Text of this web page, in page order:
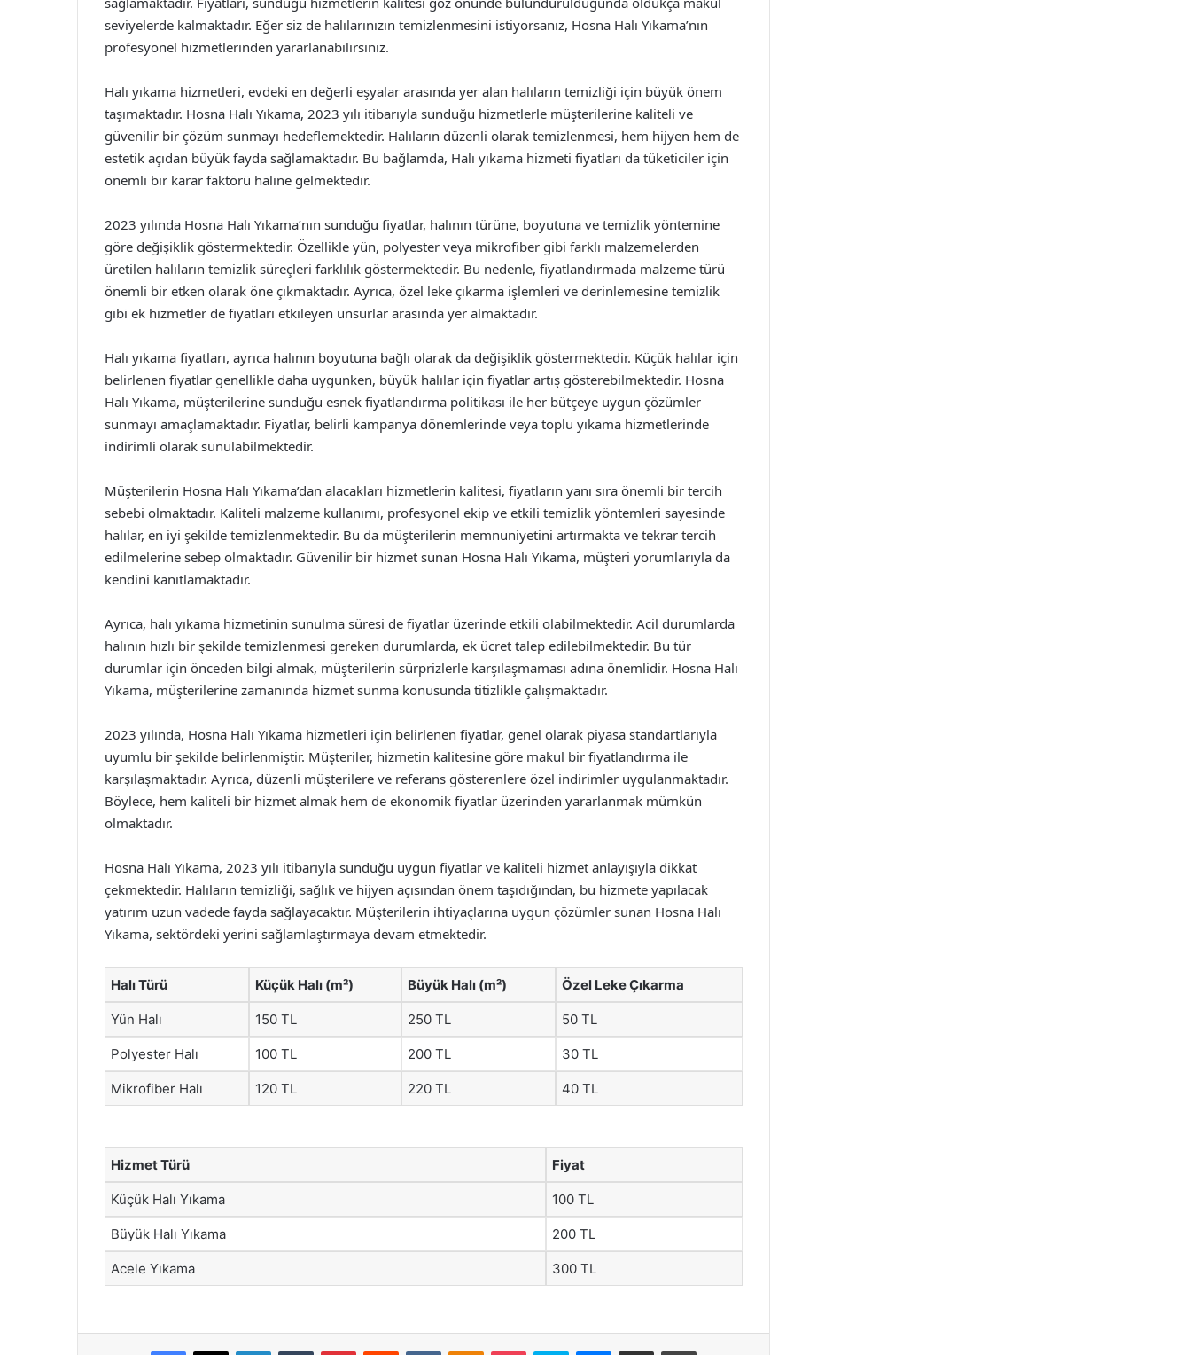
seviyelerde kalmaktadır. Eğer siz de halılarınızın temizlenmesini istiyorsanız, Hosna Halı Yıkama’nın
profesyonel hizmetlerinden yararlanabilirsiniz.
Halı yıkama hizmetleri, evdeki en değerli eşyalar arasında yer alan halıların temizliği için büyük önem
taşımaktadır. Hosna Halı Yıkama, 2023 yılı itibarıyla sunduğu hizmetlerle müşterilerine kaliteli ve
güvenilir bir çözüm sunmayı hedeflemektedir. Halıların düzenli olarak temizlenmesi, hem hijyen hem de
estetik açıdan büyük fayda sağlamaktadır. Bu bağlamda, Halı yıkama hizmeti fiyatları da tüketiciler için
önemli bir karar faktörü haline gelmektedir.
2023 yılında Hosna Halı Yıkama’nın sunduğu fiyatlar, halının türüne, boyutuna ve temizlik yöntemine
göre değişiklik göstermektedir. Özellikle yün, polyester veya mikrofiber gibi farklı malzemelerden
üretilen halıların temizlik süreçleri farklılık göstermektedir. Bu nedenle, fiyatlandırmada malzeme türü
önemli bir etken olarak öne çıkmaktadır. Ayrıca, özel leke çıkarma işlemleri ve derinlemesine temizlik
gibi ek hizmetler de fiyatları etkileyen unsurlar arasında yer almaktadır.
Halı yıkama fiyatları, ayrıca halının boyutuna bağlı olarak da değişiklik göstermektedir. Küçük halılar için
belirlenen fiyatlar genellikle daha uygunken, büyük halılar için fiyatlar artış gösterebilmektedir. Hosna
Halı Yıkama, müşterilerine sunduğu esnek fiyatlandırma politikası ile her bütçeye uygun çözümler
sunmayı amaçlamaktadır. Fiyatlar, belirli kampanya dönemlerinde veya toplu yıkama hizmetlerinde
indirimli olarak sunulabilmektedir.
Müşterilerin Hosna Halı Yıkama’dan alacakları hizmetlerin kalitesi, fiyatların yanı sıra önemli bir tercih
sebebi olmaktadır. Kaliteli malzeme kullanımı, profesyonel ekip ve etkili temizlik yöntemleri sayesinde
halılar, en iyi şekilde temizlenmektedir. Bu da müşterilerin memnuniyetini artırmakta ve tekrar tercih
edilmelerine sebep olmaktadır. Güvenilir bir hizmet sunan Hosna Halı Yıkama, müşteri yorumlarıyla da
kendini kanıtlamaktadır.
Ayrıca, halı yıkama hizmetinin sunulma süresi de fiyatlar üzerinde etkili olabilmektedir. Acil durumlarda
halının hızlı bir şekilde temizlenmesi gereken durumlarda, ek ücret talep edilebilmektedir. Bu tür
durumlar için önceden bilgi almak, müşterilerin sürprizlerle karşılaşmaması adına önemlidir. Hosna Halı
Yıkama, müşterilerine zamanında hizmet sunma konusunda titizlikle çalışmaktadır.
2023 yılında, Hosna Halı Yıkama hizmetleri için belirlenen fiyatlar, genel olarak piyasa standartlarıyla
uyumlu bir şekilde belirlenmiştir. Müşteriler, hizmetin kalitesine göre makul bir fiyatlandırma ile
karşılaşmaktadır. Ayrıca, düzenli müşterilere ve referans gösterenlere özel indirimler uygulanmaktadır.
Böylece, hem kaliteli bir hizmet almak hem de ekonomik fiyatlar üzerinden yararlanmak mümkün
olmaktadır.
Hosna Halı Yıkama, 2023 yılı itibarıyla sunduğu uygun fiyatlar ve kaliteli hizmet anlayışıyla dikkat
çekmektedir. Halıların temizliği, sağlık ve hijyen açısından önem taşıdığından, bu hizmete yapılacak
yatırım uzun vadede fayda sağlayacaktır. Müşterilerin ihtiyaçlarına uygun çözümler sunan Hosna Halı
Yıkama, sektördeki yerini sağlamlaştırmaya devam etmektedir.
Halı Türü Küçük Halı (m²) Büyük Halı (m²) Özel Leke Çıkarma
Yün Halı 150 TL 250 TL 50 TL
Polyester Halı 100 TL 200 TL 30 TL
Mikrofiber Halı 120 TL 220 TL 40 TL
Hizmet Türü Fiyat
Küçük Halı Yıkama 100 TL
Büyük Halı Yıkama 200 TL
Acele Yıkama 300 TL
Facebook
X LinkedInTumblr PinterestReddit VKontakteOdnoklassniki
Pocket Skype Messenger
E-Posta ile paylaş Yazdır